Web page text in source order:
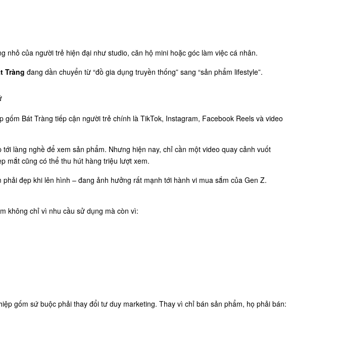
nhỏ của người trẻ hiện đại như studio, căn hộ mini hoặc góc làm việc cá nhân.
Tràng đang dần chuyển từ “đồ gia dụng truyền thống” sang “sản phẩm lifestyle”.
Bát Tràng tiếp cận người trẻ chính là TikTok, Instagram, Facebook Reels và video
làng nghề để xem sản phẩm. Nhưng hiện nay, chỉ cần một video quay cảnh vuốt
mắt cũng có thể thu hút hàng triệu lượt xem.
đẹp khi lên hình – đang ảnh hưởng rất mạnh tới hành vi mua sắm của Gen Z.
không chỉ vì nhu cầu sử dụng mà còn vì:
gốm sứ buộc phải thay đổi tư duy marketing. Thay vì chỉ bán sản phẩm, họ phải bán: